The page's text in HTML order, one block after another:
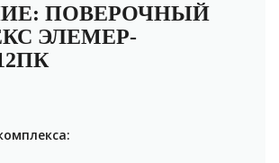
ПОВЕРОЧНЫЙ
ЭЛЕМЕР-